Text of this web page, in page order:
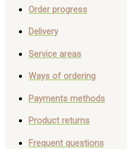
Order progress
Delivery
Service areas
Ways of ordering
Payments methods
Product returns
Frequent questions